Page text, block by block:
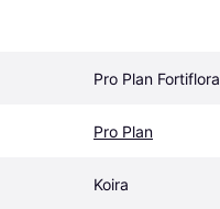
Pro Plan Fortiflora
Pro Plan
Koira